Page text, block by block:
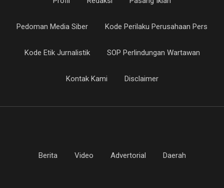
Pedoman Media Siber Kode Perilaku Perusahaan Pers
Kode Etik Jurnalistik SOP Perlindungan Wartawan
Kontak Kami Disclaimer
Berita Video Advertorial Daerah